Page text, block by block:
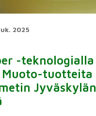
2025
-teknologialla
tuotteita
Jyväskylän